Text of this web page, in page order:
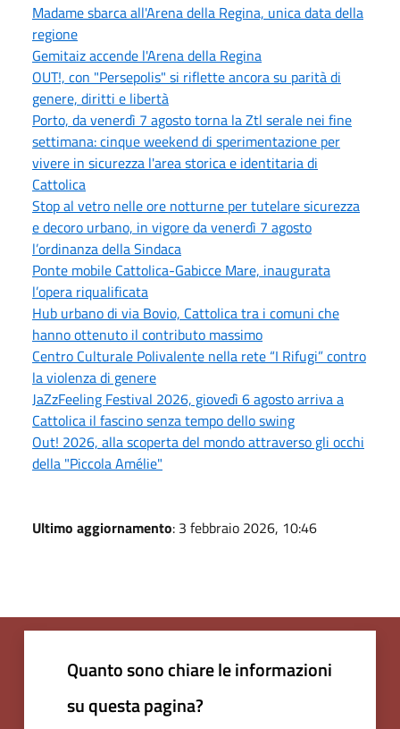
Madame sbarca all'Arena della Regina, unica data della
regione
Gemitaiz accende l'Arena della Regina
OUT!, con "Persepolis" si riflette ancora su parità di
genere, diritti e libertà
Porto, da venerdì 7 agosto torna la Ztl serale nei fine
settimana: cinque weekend di sperimentazione per
vivere in sicurezza l'area storica e identitaria di
Cattolica
Stop al vetro nelle ore notturne per tutelare sicurezza
e decoro urbano, in vigore da venerdì 7 agosto
l’ordinanza della Sindaca
Ponte mobile Cattolica-Gabicce Mare, inaugurata
l’opera riqualificata
Hub urbano di via Bovio, Cattolica tra i comuni che
hanno ottenuto il contributo massimo
Centro Culturale Polivalente nella rete “I Rifugi” contro
la violenza di genere
JaZzFeeling Festival 2026, giovedì 6 agosto arriva a
Cattolica il fascino senza tempo dello swing
Out! 2026, alla scoperta del mondo attraverso gli occhi
della "Piccola Amélie"
Ultimo aggiornamento: 3 febbraio 2026, 10:46
Quanto sono chiare le informazioni
su questa pagina?